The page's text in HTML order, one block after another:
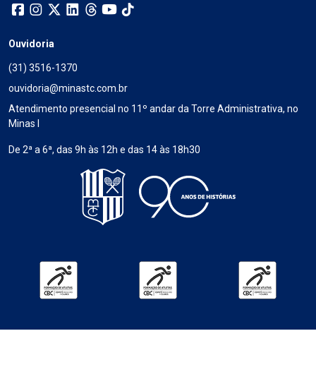
Ouvidoria
(31) 3516-1370
ouvidoria@minastc.com.br
Atendimento presencial no 11º andar da Torre Administrativa, no
Minas I
De 2ª a 6ª, das 9h às 12h e das 14 às 18h30